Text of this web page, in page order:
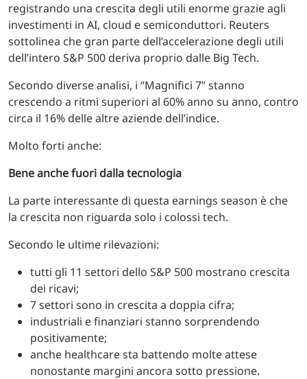
registrando una crescita degli utili enorme grazie agli
investimenti in AI, cloud e semiconduttori. Reuters
sottolinea che gran parte dell’accelerazione degli utili
dell’intero S&P 500 deriva proprio dalle Big Tech.
Secondo diverse analisi, i “Magnifici 7” stanno
crescendo a ritmi superiori al 60% anno su anno, contro
circa il 16% delle altre aziende dell’indice.
Molto forti anche:
Bene anche fuori dalla tecnologia
La parte interessante di questa earnings season è che
la crescita non riguarda solo i colossi tech.
Secondo le ultime rilevazioni:
tutti gli 11 settori dello S&P 500 mostrano crescita
dei ricavi;
7 settori sono in crescita a doppia cifra;
industriali e finanziari stanno sorprendendo
positivamente;
anche healthcare sta battendo molte attese
nonostante margini ancora sotto pressione.